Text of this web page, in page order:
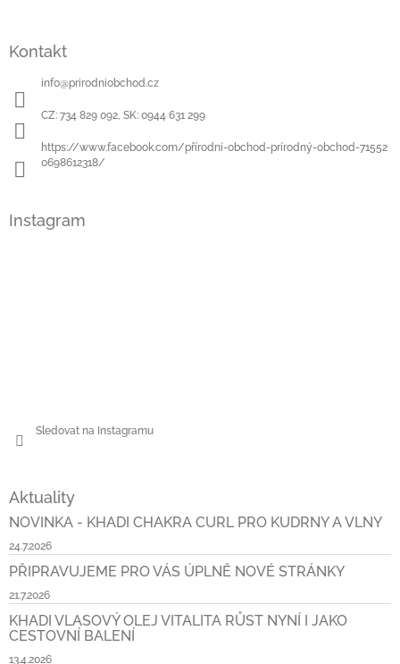
Kontakt
info@prirodniobchod.cz
CZ: 734 829 092, SK: 0944 631 299
https://www.facebook.com/přírodní-obchod-prírodný-obchod-71552
0698612318/
Instagram
Sledovat na Instagramu
Aktuality
NOVINKA - KHADI CHAKRA CURL PRO KUDRNY A VLNY
24.7.2026
PŘIPRAVUJEME PRO VÁS ÚPLNĚ NOVÉ STRÁNKY
21.7.2026
KHADI VLASOVÝ OLEJ VITALITA RŮST NYNÍ I JAKO
CESTOVNÍ BALENÍ
13.4.2026